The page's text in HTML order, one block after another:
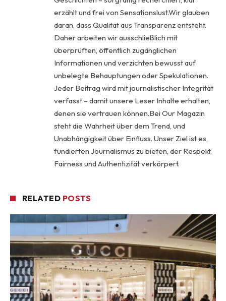
erzählt und frei von Sensationslust.Wir glauben
daran, dass Qualität aus Transparenz entsteht.
Daher arbeiten wir ausschließlich mit
überprüften, öffentlich zugänglichen
Informationen und verzichten bewusst auf
unbelegte Behauptungen oder Spekulationen.
Jeder Beitrag wird mit journalistischer Integrität
verfasst – damit unsere Leser Inhalte erhalten,
denen sie vertrauen können.Bei Our Magazin
steht die Wahrheit über dem Trend, und
Unabhängigkeit über Einfluss. Unser Ziel ist es,
fundierten Journalismus zu bieten, der Respekt,
Fairness und Authentizität verkörpert.
RELATED POSTS